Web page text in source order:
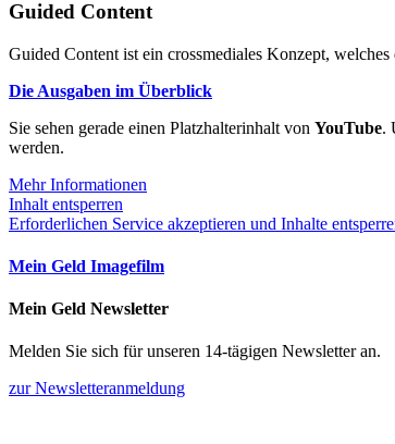
Guided Content
Guided Content ist ein crossmediales Konzept,
Die Ausgaben im Überblick
Sie sehen gerade einen Platzhalterinhalt von YouTube.
werden.
Mehr Informationen
Inhalt entsperren
Erforderlichen Service akzeptieren und Inhalte
Mein Geld Imagefilm
Mein Geld Newsletter
Melden Sie sich für unseren 14-tägigen Newsletter an.
zur Newsletteranmeldung